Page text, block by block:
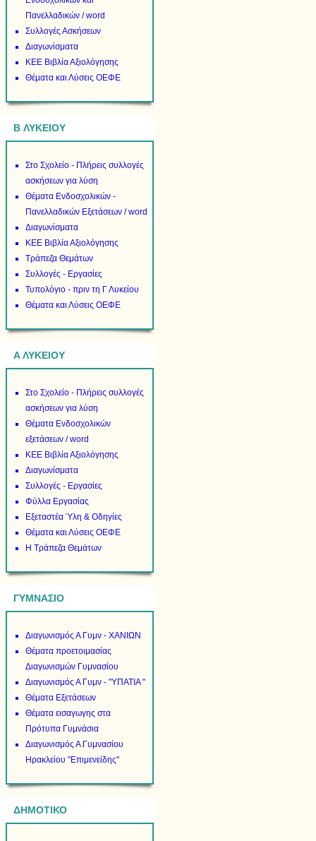
Πανελλαδικών / word
Συλλογές Ασκήσεων
Διαγωνίσματα
ΚΕΕ Βιβλία Αξιολόγησης
Θέματα και Λύσεις ΟΕΦΕ
B ΛΥΚΕΙΟΥ
Στο Σχολείο - Πλήρεις συλλογές
ασκήσεων για λύση
Θέματα Ενδοσχολικών -
Πανελλαδικών Εξετάσεων / word
Διαγωνίσματα
ΚΕΕ Βιβλία Αξιολόγησης
Τράπεζα Θεμάτων
Συλλογές - Εργασίες
Τυπολόγιο - πριν τη Γ Λυκείου
Θέματα και Λύσεις ΟΕΦΕ
Α ΛΥΚΕΙΟΥ
Στο Σχολείο - Πλήρεις συλλογές
ασκήσεων για λύση
Θέματα Ενδοσχολικών
εξετάσεων / word
ΚΕΕ Βιβλία Αξιολόγησης
Διαγωνίσματα
Συλλογές - Εργασίες
Φύλλα Εργασίας
Εξεταστέα Ύλη & Οδηγίες
Θέματα και Λύσεις ΟΕΦΕ
Η Τράπεζα Θεμάτων
ΓΥΜΝΑΣΙΟ
Διαγωνισμός Α Γυμν - ΧΑΝΙΩΝ
Θέματα προετοιμασίας
Διαγωνισμών Γυμνασίου
Διαγωνισμός Α Γυμν - "ΥΠΑΤΙΑ "
Θέματα Εξετάσεων
Θέματα εισαγωγης στα
Πρότυπα Γυμνάσια
Διαγωνισμός Α Γυμνασίου
Ηρακλείου "Επιμενείδης"
ΔΗΜΟΤΙΚΟ